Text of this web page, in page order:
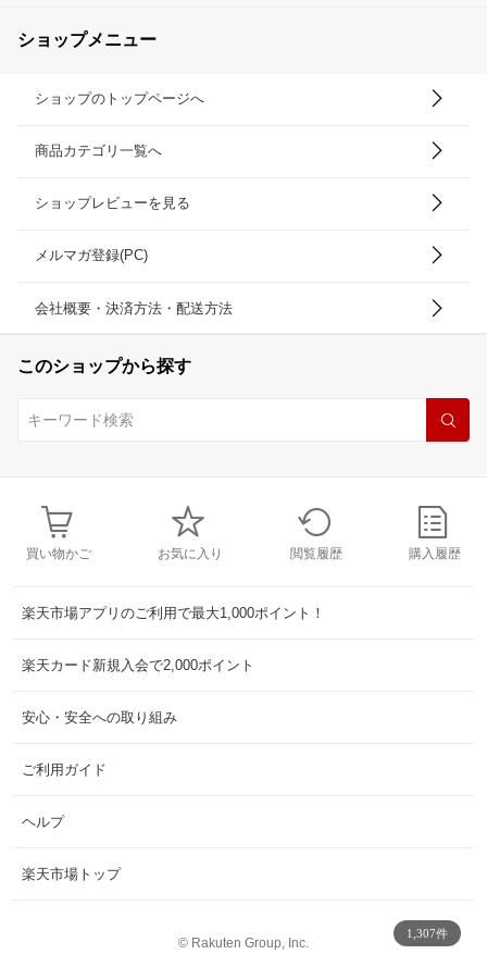
1,307件
ショップメニュー
ショップのトップページへ
商品カテゴリ一覧へ
ショップレビューを見る
メルマガ登録(PC)
会社概要・決済方法・配送方法
このショップから探す
買い物かご お気に入り 閲覧履歴 購入履歴
楽天市場アプリのご利用で最大1,000ポイント！
楽天カード新規入会で2,000ポイント
安心・安全への取り組み
ご利用ガイド
ヘルプ
楽天市場トップ
© Rakuten Group, Inc.